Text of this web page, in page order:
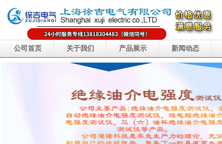
公司首页 关于我们 产品展示 新闻动态